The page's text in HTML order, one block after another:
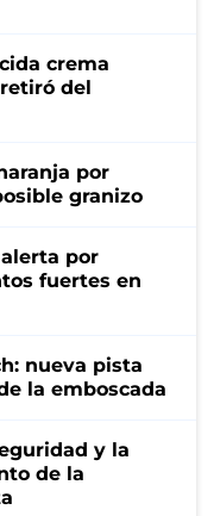
crema
del
por
granizo
por
fuertes en
nueva pista
la emboscada
y la
de la